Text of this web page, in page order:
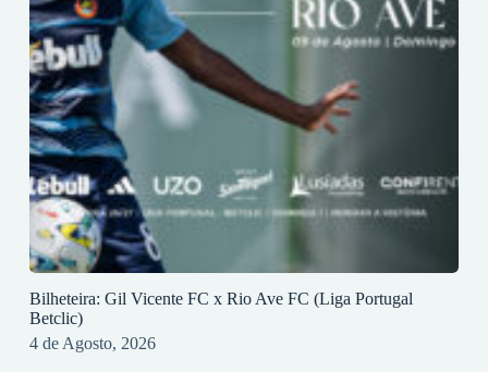
Bilheteira: Gil Vicente FC x Rio Ave FC (Liga Portugal
Betclic)
4 de Agosto, 2026